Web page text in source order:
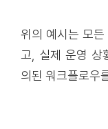
위의 예시는 모든
고, 실제 운영 상
의된 워크플로우